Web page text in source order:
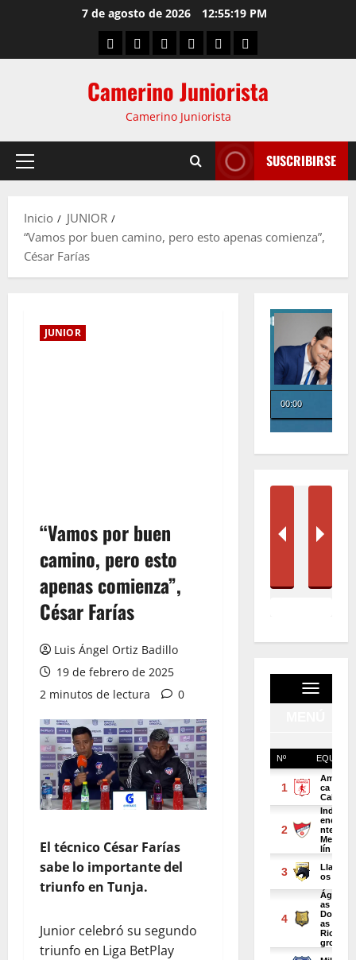
7 de agosto de 2026 12:55:20 PM
Camerino Juniorista
Camerino Juniorista
SUSCRIBIRSE
Inicio
JUNIOR
“Vamos por buen camino, pero esto apenas comienza”,
César Farías
JUNIOR
“Vamos por buen
camino, pero esto
apenas comienza”,
César Farías
Luis Ángel Ortiz Badillo
19 de febrero de 2025
2 minutos de lectura
0
El técnico César Farías
sabe lo importante del
triunfo en Tunja.
Junior celebró su segundo
triunfo en Liga BetPlay